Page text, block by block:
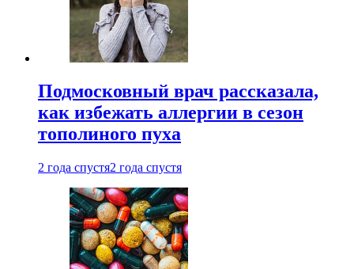
Подмосковный врач рассказала,
как избежать аллергии в сезон
тополиного пуха
2 года спустя2 года спустя